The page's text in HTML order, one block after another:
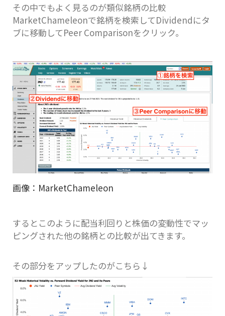
その中でもよく見るのが類似銘柄の比較
MarketChameleonで銘柄を検索してDividendにタ
ブに移動してPeer Comparisonをクリック。
画像：MarketChameleon
するとこのように配当利回りと株価の変動性でマッ
ピングされた他の銘柄との比較が出てきます。
その部分をアップしたのがこちら↓